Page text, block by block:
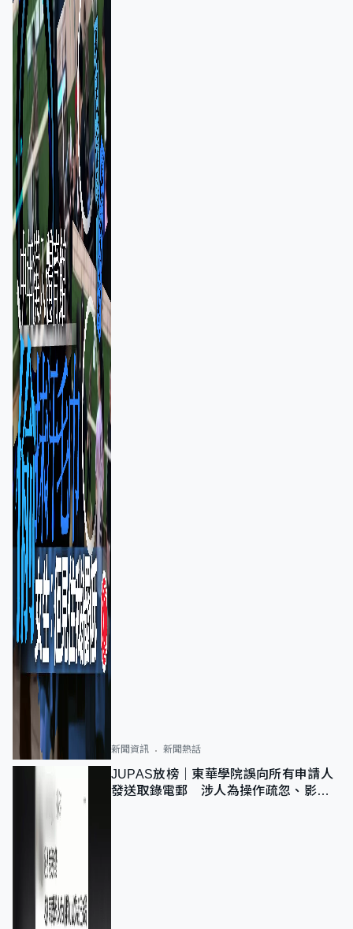
新聞資訊 新聞熱話
JUPAS放榜｜東華學院誤向所有申請人
發送取錄電郵 涉人為操作疏忽、影響